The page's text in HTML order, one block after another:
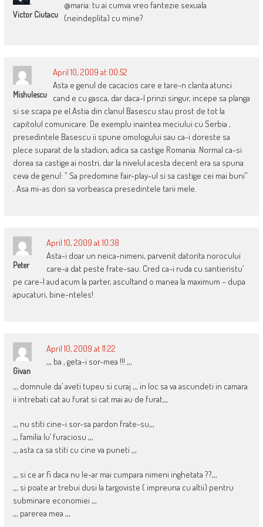
Victor Ciutacu
@maria: tu ai cumva vreo fantezie sexuala
(neindeplita) cu mine?
Mishulescu
April 10, 2009 at 00:52
Asta e genul de cacacios care e tare-n clanta atunci
cand e cu gasca, dar daca-l prinzi singur, incepe sa planga
si se scapa pe el.Astia din clanul Basescu stau prost de tot la
capitolul comunicare. De exemplu inaintea meciului cu Serbia ,
presedintele Basescu ii spune omologului sau ca-i doreste sa
plece suparat de la stadion, adica sa castige Romania. Normal ca-si
dorea sa castige ai nostri, dar la nivelul acesta decent era sa spuna
ceva de genul: ” Sa predomine fair-play-ul si sa castige cei mai buni”
. Asa mi-as dori sa vorbeasca presedintele tarii mele.
Peter
April 10, 2009 at 10:38
Asta-i doar un neica-nimeni, parvenit datorita norocului
care-a dat peste frate-sau. Cred ca-i ruda cu santieristu’
pe care-l aud acum la parter, ascultand o manea la maximum – dupa
apucaturi, bine-nteles!
Givan
April 10, 2009 at 11:22
,,, ba , geta-i sor-mea !!! ,,,
,,, domnule da’ aveti tupeu si curaj ,,, in loc sa va ascundeti in camara
ii intrebati cat au furat si cat mai au de furat,,,
,,, nu stiti cine-i sor-sa pardon frate-su,,,
,,, familia lu’ furaciosu ,,,
,,, asta ca sa stiti cu cine va puneti ,,,
,,, si ce ar fi daca nu le-ar mai cumpara nimeni inghetata ??,,,
,,, si poate ar trebui dusi la targoviste ( impreuna cu altii) pentru
subminare economiei ,,,
,,, parerea mea ,,,